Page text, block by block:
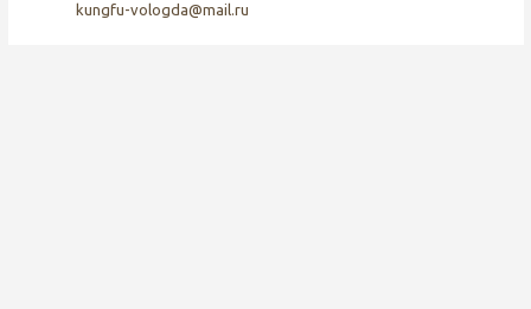
kungfu-vologda@mail.ru